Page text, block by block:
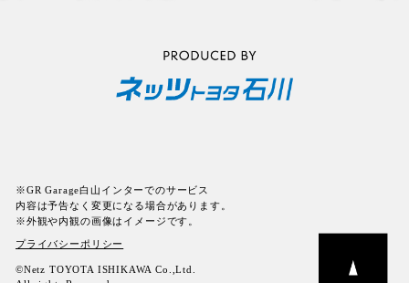
※GR Garage白山インターでのサービス
内容は予告なく変更になる場合があります。
※外観や内観の画像はイメージです。
プライバシーポリシー
©Netz TOYOTA ISHIKAWA Co.,Ltd.